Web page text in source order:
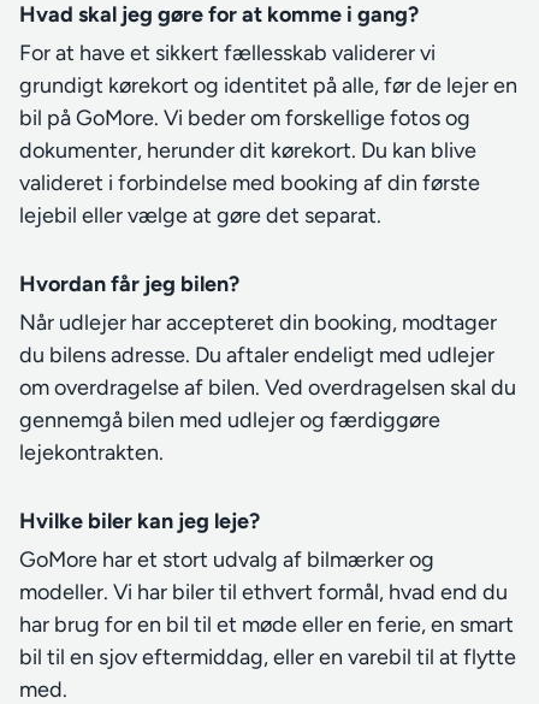
Hvad skal jeg gøre for at komme i gang?
For at have et sikkert fællesskab validerer vi
grundigt kørekort og identitet på alle, før de lejer en
bil på GoMore. Vi beder om forskellige fotos og
dokumenter, herunder dit kørekort. Du kan blive
valideret i forbindelse med booking af din første
lejebil eller vælge at gøre det separat.
Hvordan får jeg bilen?
Når udlejer har accepteret din booking, modtager
du bilens adresse. Du aftaler endeligt med udlejer
om overdragelse af bilen. Ved overdragelsen skal du
gennemgå bilen med udlejer og færdiggøre
lejekontrakten.
Hvilke biler kan jeg leje?
GoMore har et stort udvalg af bilmærker og
modeller. Vi har biler til ethvert formål, hvad end du
har brug for en bil til et møde eller en ferie, en smart
bil til en sjov eftermiddag, eller en varebil til at flytte
med.